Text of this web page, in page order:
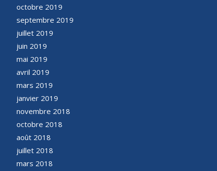
octobre 2019
septembre 2019
juillet 2019
juin 2019
mai 2019
avril 2019
mars 2019
janvier 2019
novembre 2018
octobre 2018
août 2018
juillet 2018
mars 2018